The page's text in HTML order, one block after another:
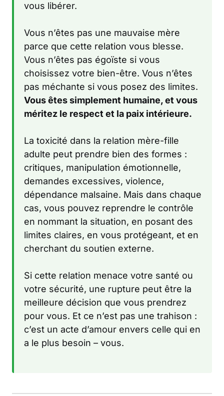
vous libérer.
Vous n’êtes pas une mauvaise mère
parce que cette relation vous blesse.
Vous n’êtes pas égoïste si vous
choisissez votre bien-être. Vous n’êtes
pas méchante si vous posez des limites.
Vous êtes simplement humaine, et vous
méritez le respect et la paix intérieure.
La toxicité dans la relation mère-fille
adulte peut prendre bien des formes :
critiques, manipulation émotionnelle,
demandes excessives, violence,
dépendance malsaine. Mais dans chaque
cas, vous pouvez reprendre le contrôle
en nommant la situation, en posant des
limites claires, en vous protégeant, et en
cherchant du soutien externe.
Si cette relation menace votre santé ou
votre sécurité, une rupture peut être la
meilleure décision que vous prendrez
pour vous. Et ce n’est pas une trahison :
c’est un acte d’amour envers celle qui en
a le plus besoin – vous.